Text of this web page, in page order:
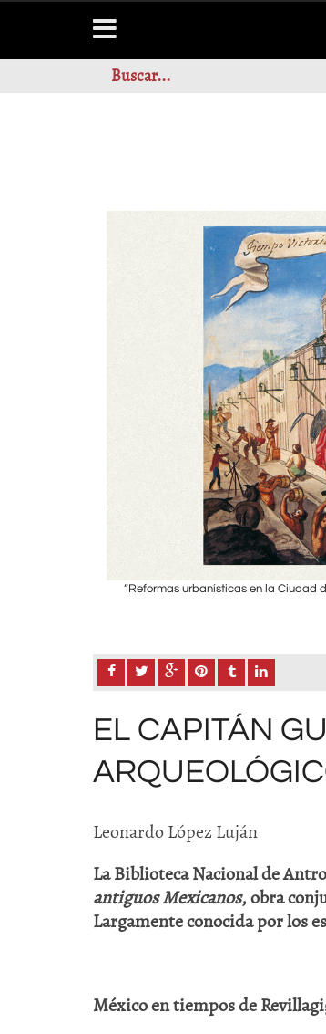
“Reformas urbanísticas en la Ciudad
EL CAPITÁN
Leonardo López Luján
La Biblioteca Nacional de
antiguos Mexicanos, obra
Largamente conocida por los
México en tiempos de